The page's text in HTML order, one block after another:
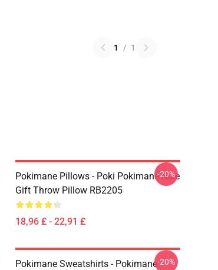
1 / 1
Pokimane Pillows - Poki Pokimane Nice
Gift Throw Pillow RB2205
18,96 £ - 22,91 £
-20%
Pokimane Sweatshirts - Pokimane-20%